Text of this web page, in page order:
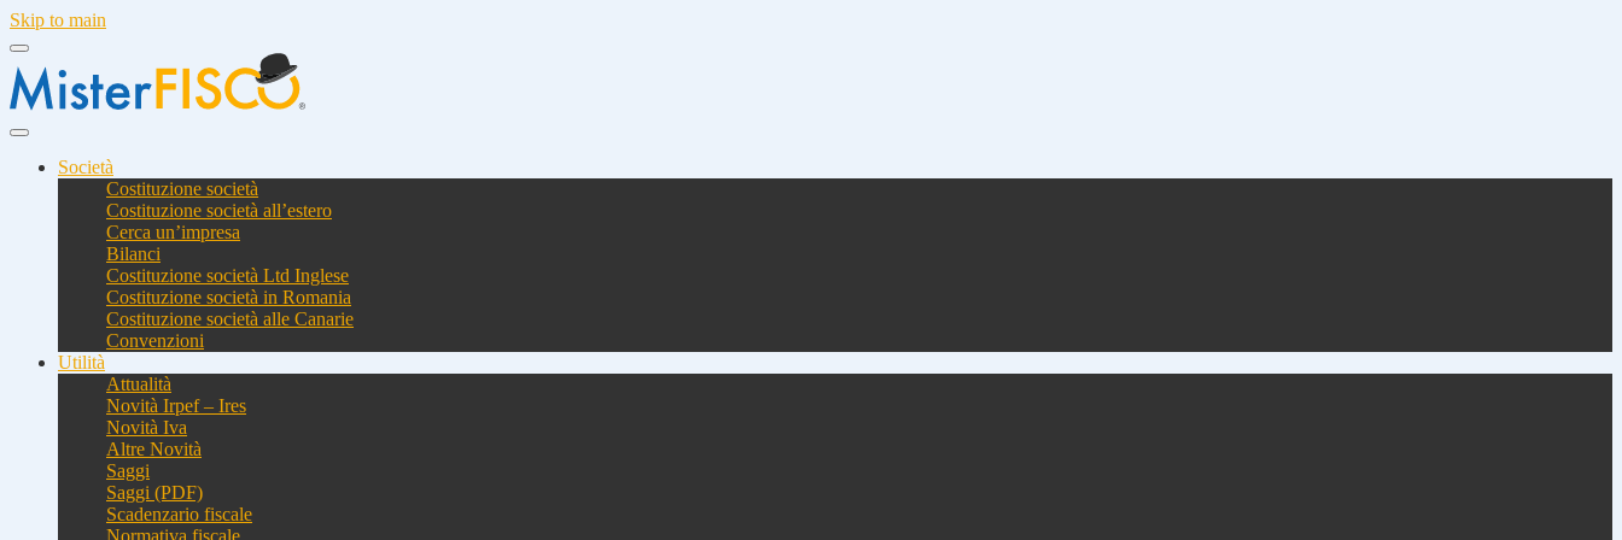
Skip to main
Società
Costituzione società
Costituzione società all’estero
Cerca un’impresa
Bilanci
Costituzione società Ltd Inglese
Costituzione società in Romania
Costituzione società alle Canarie
Convenzioni
Utilità
Attualità
Novità Irpef – Ires
Novità Iva
Altre Novità
Saggi
Saggi (PDF)
Scadenzario fiscale
Normativa fiscale